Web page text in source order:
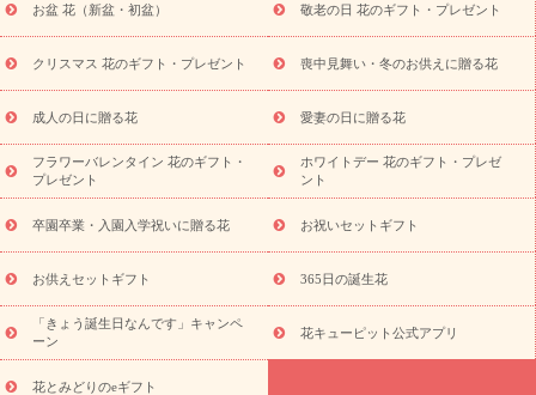
お供え プリザーブドフラワー
ペットのお供えフラワー
お盆（新
盆・初盆）
その他 お祝い返し お見舞い
お取り寄せギフト
ビジネス用
ご自宅用 観葉植物 ミディ胡蝶蘭
プリザーブ
ドフラワー
スタイルから探す アレンジメント 花束
スタ
ンド花
お祝い お供え・お悔やみ 胡蝶蘭 胡蝶蘭・花鉢
ディ胡蝶蘭・お祝い
ミディ胡蝶蘭・お供え
世界初の青色胡蝶蘭
観葉植物
観葉植物 産直多肉植物
プリザーブドフラワー
お祝い
お供え・お悔やみ 花とセットギフト
セミオーダー
プチギフト（hanamore -ハナモア-）
花とみどりのeギフト
キューピットのeGfit
カラー ピンク イエローオレンジ
レッ
ド
お花の種類 トルコキキョウ
お祝い お祝い・3000円～ お祝い・4000円～
お祝い・
5000円～
お祝い・7000円～ お祝い・ 10000円～
お供え・お
悔やみ
円～
お供え・お悔やみ・
お盆 花（新盆・初盆） 敬老の日 花のギフト・プレゼント
クリスマス 花のギフト・プレゼント 喪中見舞い・冬のお供えに贈る花
成人の日に贈る花 愛妻の日に贈る花
フラワーバレンタイン 花のギフト・
プレゼント
ホワイトデー 花のギフト・プレゼ
ント
卒園卒業・入園入学祝いに贈る花 お祝いセットギフト
お供えセットギフト 365日の誕生花
「きょう誕生日なんです」キャンペ
ーン
花キューピット公式アプリ
花とみどりのeギフト